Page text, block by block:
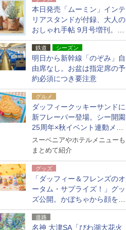
本日発売「ムーミン」インテ
リアスタンドが付録、大人の
おしゃれ手帖 9月号増刊。レ
ザー調で高級感ある2個セッ
ト鉄道 シーズン
明日から新幹線「のぞみ」自
由席なし。お盆は指定席の予
約必須につき要注意
グルメ
ダッフィークッキーサンドに
新フレーバー登場。シー開園
25周年×秋イベント連動メニ
ュー
スーベニアやホテルメニューも
まとめて紹介
グッズ
「ダッフィー＆フレンズのオ
ータム・サプライズ！」グッ
ズ公開。かぼちゃから顔をの
ぞかせたぬいぐるみチャーム
ほか
道路
名神 大津SA「びわ湖大花火